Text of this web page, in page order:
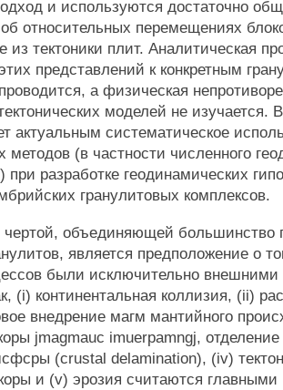
и используются достаточно
относительных перемещениях
из тектоники плит. Аналитическая
представлений к конкретным
а физическая
моделей не изучается.
актуальным систематическое
методов (в частности численного
разработке геодинамических
гранулитовых комплексов.
объединяющей большинство
является предположение о
были исключительно
(i) континентальная коллизия, (ii)
внедрение магм мантийного
jmagmauc imuerpamngj,
(crustal delamination), (iv)
и (v) эрозия считаются